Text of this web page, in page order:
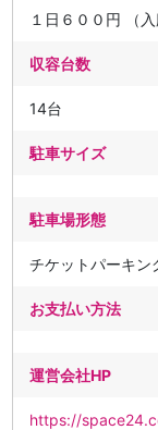
１日６００円 （
収容台数
14台
駐車サイズ
駐車場形態
チケットパーキン
お支払い方法
運営会社HP
https://